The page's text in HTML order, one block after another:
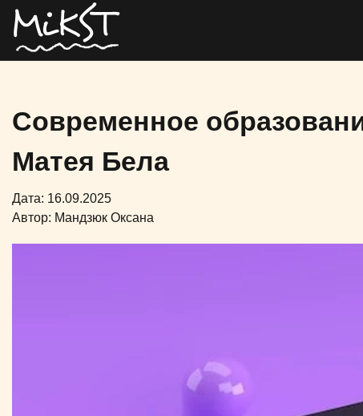
Современное
Матея Бела
Дата: 16.09.2025
Автор: Мандзюк Оксана